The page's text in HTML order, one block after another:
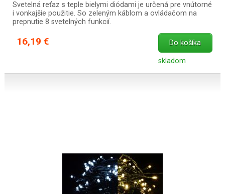
Svetelná reťaz s teple bielymi diódami je určená pre vnútorné
i vonkajšie použitie. So zeleným káblom a ovládačom na
prepnutie 8 svetelných funkcií.
16,19 € Do košíka
skladom